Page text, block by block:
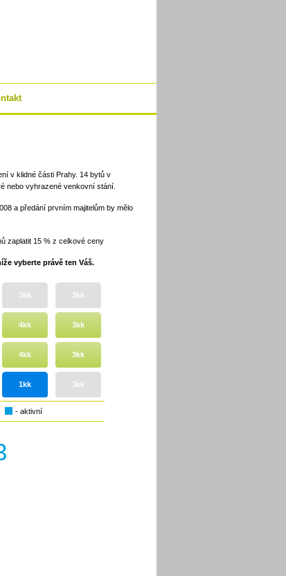
v klidné části Prahy. 14 bytů v
nebo vyhrazené venkovní stání.
a předání prvním majitelům by mělo
zaplatit 15 % z celkové ceny
vyberte právě ten Váš.
3kk 3kk
4kk 3kk
4kk 3kk
1kk 3kk
- aktivní